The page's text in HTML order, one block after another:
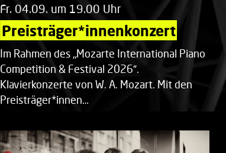
Fr. 04.09. um 19.00 Uhr
Preisträger*innenkonzert
Im Rahmen des „Mozarte International Piano
Competition & Festival 2026“.
Klavierkonzerte von W. A. Mozart. Mit den
Preisträger*innen…